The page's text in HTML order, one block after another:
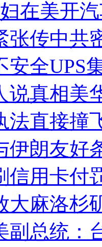
在美开
张传中共
安全UPS
说真相美
法直接撞
伊朗友好
信用卡付
大麻洛杉
副总统：